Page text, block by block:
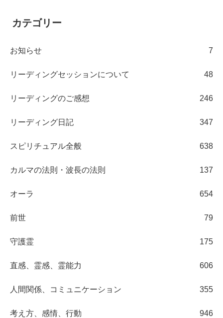
カテゴリー
お知らせ 7
リーディングセッションについて 48
リーディングのご感想 246
リーディング日記 347
スピリチュアル全般 638
カルマの法則・波長の法則 137
オーラ 654
前世 79
守護霊 175
直感、霊感、霊能力 606
人間関係、コミュニケーション 355
考え方、感情、行動 946